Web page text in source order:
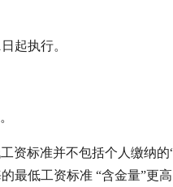
起执行。
资标准并不包括个人缴纳
最低工资标准 “含金量”更高